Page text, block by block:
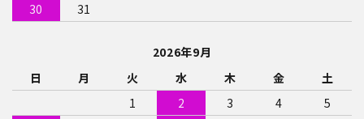
30
31
2026年9月
日
月 火 水 木 金
土
1
2 3 4
5